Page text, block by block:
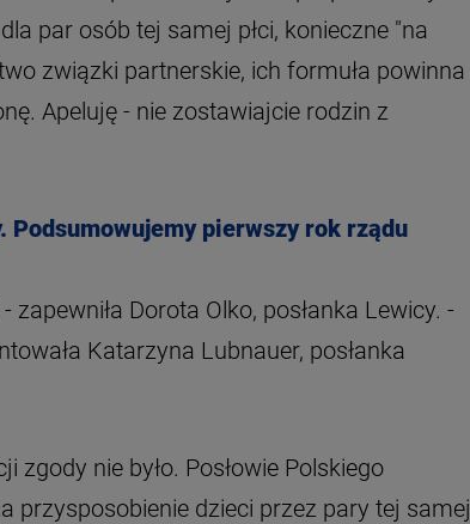
par osób tej samej płci, konieczne "na
związki partnerskie, ich formuła powinna
Apeluję - nie zostawiajcie rodzin z
Podsumowujemy pierwszy rok rządu
Dorota Olko, posłanka Lewicy. -
Katarzyna Lubnauer, posłanka
zgody nie było. Posłowie Polskiego
przysposobienie dzieci przez pary tej samej